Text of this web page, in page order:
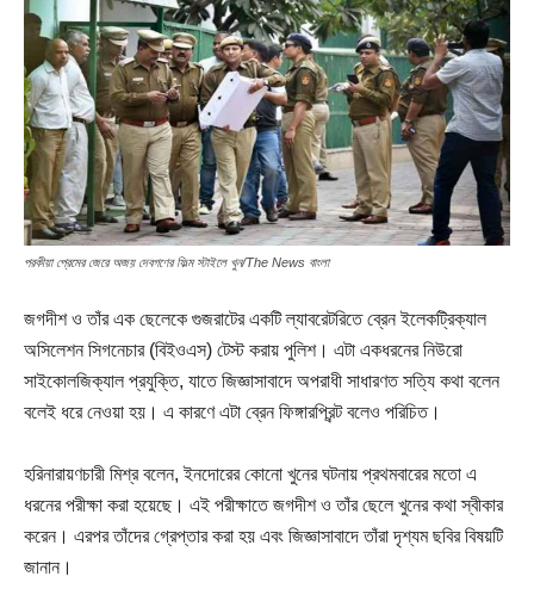
পরকীয়া প্রেমের জেরে অজয় দেবগণের ফিল্ম স্টাইলে খুন/The News বাংলা
জগদীশ ও তাঁর এক ছেলেকে গুজরাটের একটি ল্যাবরেটরিতে ব্রেন ইলেকট্রিক্যাল
অসিলেশন সিগনেচার (বিইওএস) টেস্ট করায় পুলিশ। এটা একধরনের নিউরো
সাইকোলজিক্যাল প্রযুক্তি, যাতে জিজ্ঞাসাবাদে অপরাধী সাধারণত সত্যি কথা বলেন
বলেই ধরে নেওয়া হয়। এ কারণে এটা ব্রেন ফিঙ্গারপ্রিন্ট বলেও পরিচিত।
হরিনারায়ণচারী মিশ্র বলেন, ইনদোরের কোনো খুনের ঘটনায় প্রথমবারের মতো এ
ধরনের পরীক্ষা করা হয়েছে। এই পরীক্ষাতে জগদীশ ও তাঁর ছেলে খুনের কথা স্বীকার
করেন। এরপর তাঁদের গ্রেপ্তার করা হয় এবং জিজ্ঞাসাবাদে তাঁরা দৃশ্যম ছবির বিষয়টি
জানান।